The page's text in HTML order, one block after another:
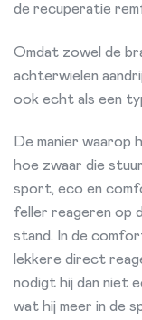
de recuperatie
Omdat zowel de
achterwielen
ook echt als een
De manier waarop
hoe zwaar die
sport, eco en
feller reageren op
stand. In de
lekkere direct
nodigt hij dan niet
wat hij meer in de